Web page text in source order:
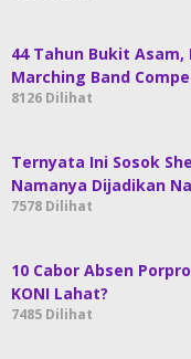
44 Tahun Bukit Asam,
Marching Band
8126 Dilihat
Ternyata Ini Sosok
Namanya Dijadikan
7578 Dilihat
10 Cabor Absen
KONI Lahat?
7485 Dilihat